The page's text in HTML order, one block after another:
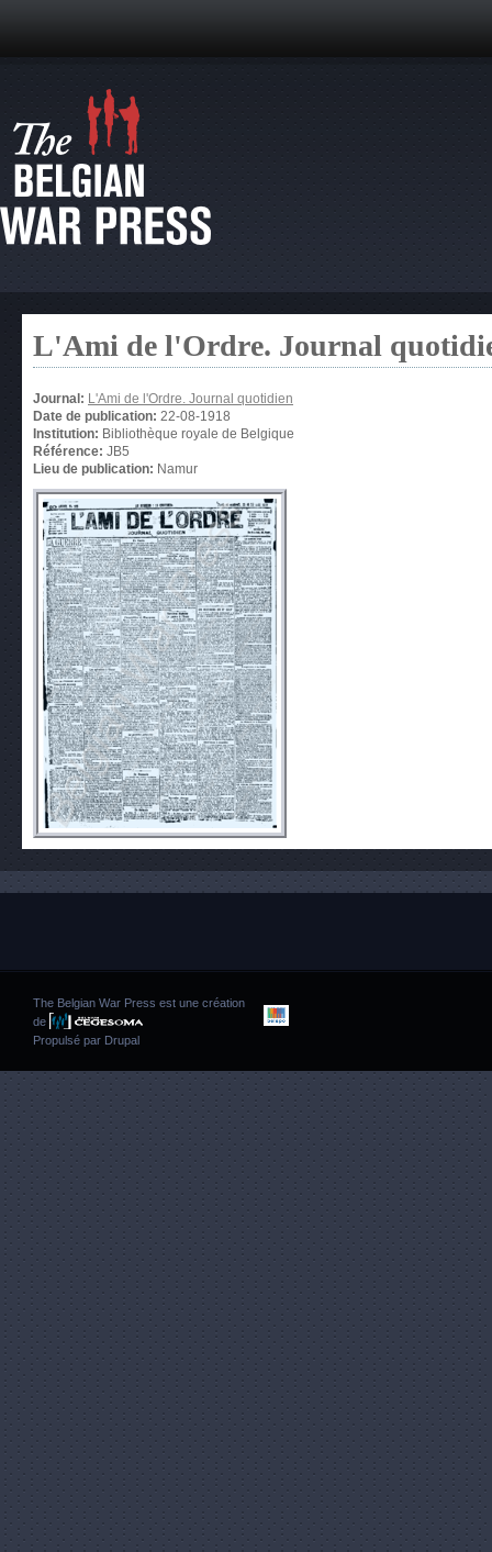
L'Ami de l'Ordre. Journal
Journal: L'Ami de l'Ordre. Journal quotidien
Date de publication: 22-08-1918
Institution: Bibliothèque royale de Belgique
Référence: JB5
Lieu de publication: Namur
The Belgian War Press est une création
de
Propulsé par Drupal